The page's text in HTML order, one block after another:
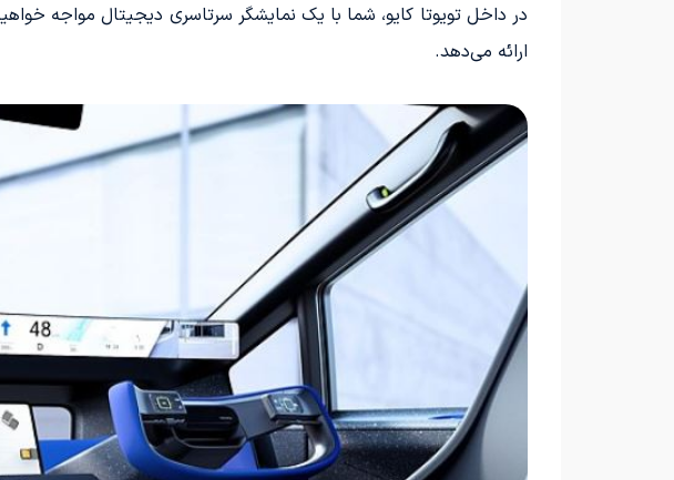
در داخل تویوتا کایو، شما با یک نمایشگر سرتاسری دیجیتال مواجه
ارائه می‌دهد.